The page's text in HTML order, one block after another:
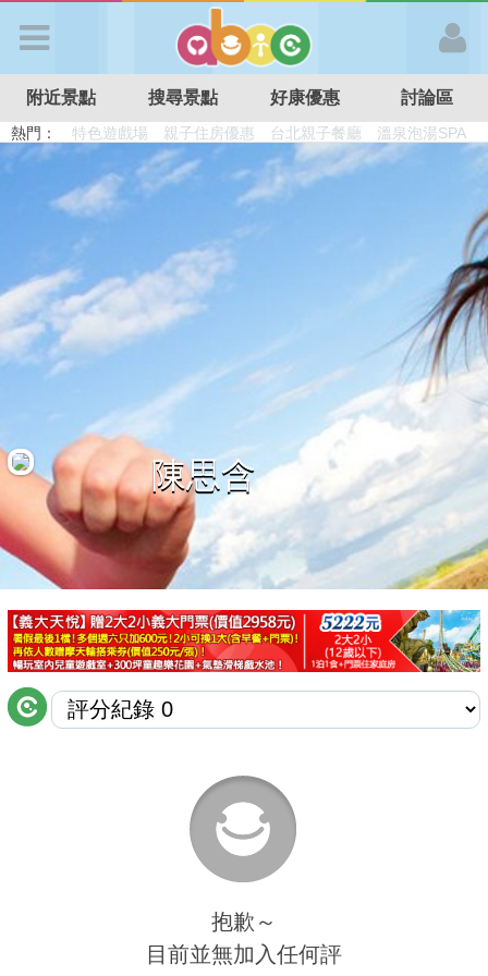
APP登入
首 頁
搜尋景點
好康優惠
最新留言
商家合作
推薦景點
討論區
聯絡我們
附近景點 搜尋景點 好康優惠 討論區
熱門： 溜滑梯民宿 觀光工廠 DIY摘果
日本親子景點
特色遊戲場
親子住房優惠 台北親子餐廳 溫泉泡湯SPA
陳思含
抱歉～
目前並無加入任何評